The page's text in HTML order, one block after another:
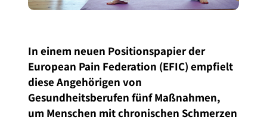
In einem neuen Positionspapier der
European Pain Federation (EFIC) empfielt
diese Angehörigen von
Gesundheitsberufen fünf Maßnahmen,
um Menschen mit chronischen Schmerzen